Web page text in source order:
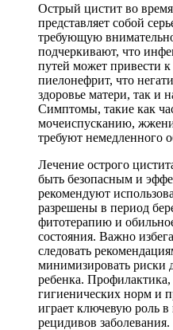
Острый цистит во
представляет собой
требующую
подчеркивают, что
путей может привести
пиелонефрит, что
здоровье матери, так и
Симптомы, такие как
мочеиспусканию,
требуют немедленного
Лечение острого
быть безопасным и
рекомендуют
разрешены в период
фитотерапию и
состояния. Важно
следовать
минимизировать риски
ребенка.
гигиенических норм и
играет ключевую роль
рецидивов заболевания.